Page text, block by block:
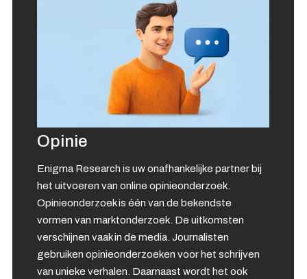
Opinie
Enigma Research is uw onafhankelijke partner bij
het uitvoeren van online opinieonderzoek.
Opinieonderzoek is één van de bekendste
vormen van marktonderzoek. De uitkomsten
verschijnen vaak in de media. Journalisten
gebruiken opinieonderzoeken voor het schrijven
van unieke verhalen. Daarnaast wordt het ook